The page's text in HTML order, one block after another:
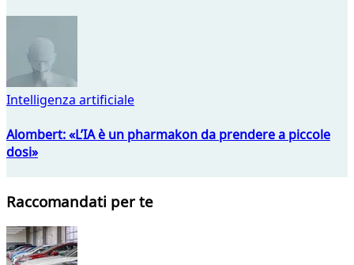
Intelligenza artificiale
Alombert: «L’IA è un pharmakon da prendere a piccole
dosi»
Raccomandati per te